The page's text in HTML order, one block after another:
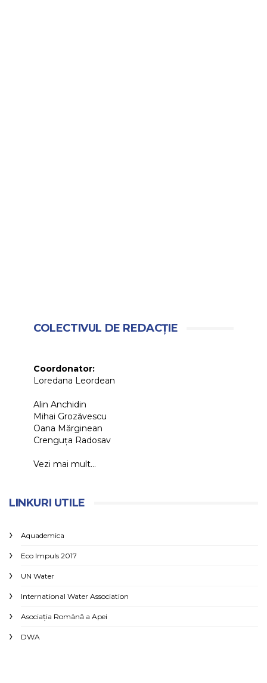
COLECTIVUL DE REDACȚIE
Coordonator:
Loredana Leordean
Alin Anchidin
Mihai Grozăvescu
Oana Mărginean
Crenguța Radosav
Vezi mai mult...
LINKURI UTILE
Aquademica
Eco Impuls 2017
UN Water
International Water Association
Asociaţia Română a Apei
DWA